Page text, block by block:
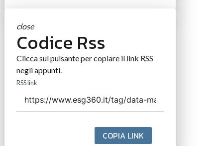
close
Codice Rss
Clicca sul pulsante per copiare il link RSS
negli appunti.
RSS link
COPIA LINK